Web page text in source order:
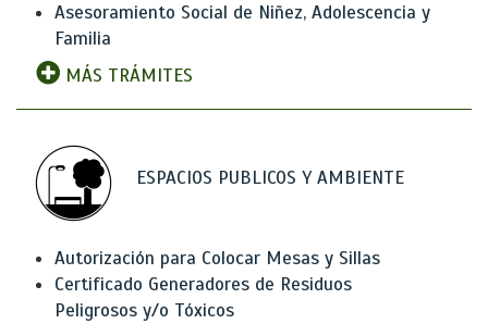
Asesoramiento Social de Niñez, Adolescencia y
Familia
MÁS TRÁMITES
ESPACIOS PUBLICOS Y AMBIENTE
Autorización para Colocar Mesas y Sillas
Certificado Generadores de Residuos
Peligrosos y/o Tóxicos